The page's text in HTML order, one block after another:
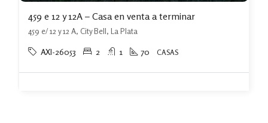
459 e 12 y 12A – Casa en venta a terminar
459 e/ 12 y 12 A, City Bell, La Plata
AXI-26053 2 1 70 CASAS